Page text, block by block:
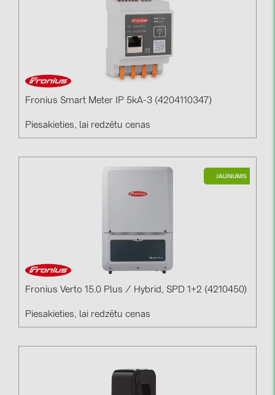
Fronius Smart Meter IP 5kA-3 (4204110347)
Piesakieties, lai redzētu cenas
Fronius Verto 15.0 Plus / Hybrid, SPD 1+2 (4210450)
Piesakieties, lai redzētu cenas